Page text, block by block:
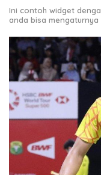
Ini contoh widget
anda bisa